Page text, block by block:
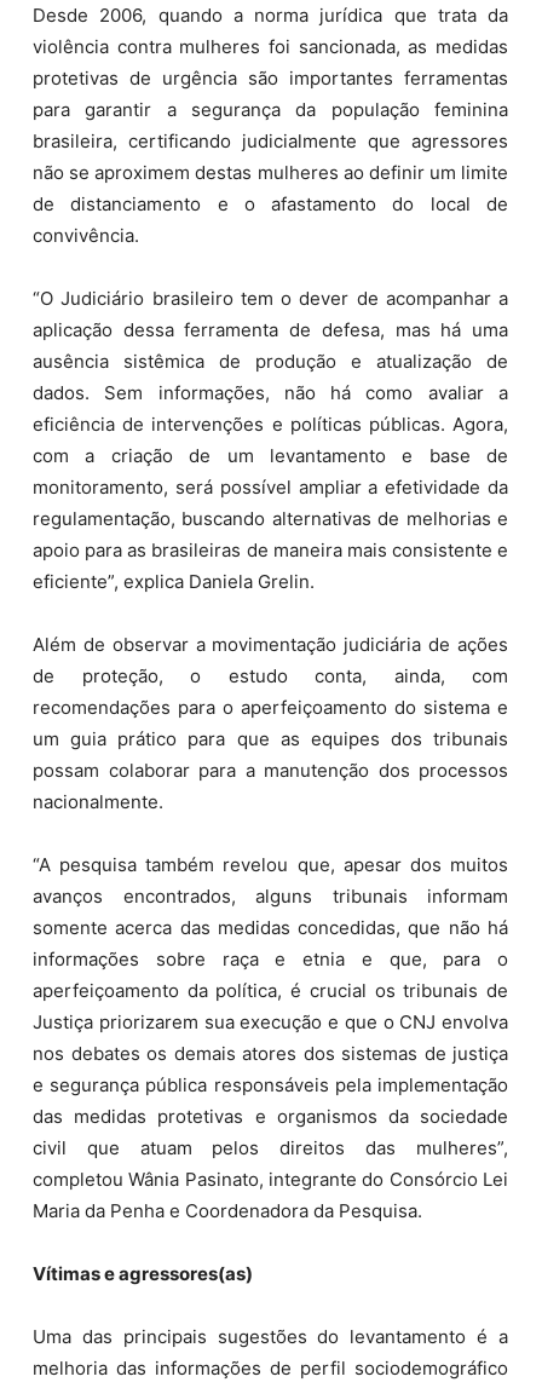
Desde 2006, quando a norma jurídica que trata da
violência contra mulheres foi sancionada, as medidas
protetivas de urgência são importantes ferramentas
para garantir a segurança da população feminina
brasileira, certificando judicialmente que agressores
não se aproximem destas mulheres ao definir um limite
de distanciamento e o afastamento do local de
convivência.
“O Judiciário brasileiro tem o dever de acompanhar a
aplicação dessa ferramenta de defesa, mas há uma
ausência sistêmica de produção e atualização de
dados. Sem informações, não há como avaliar a
eficiência de intervenções e políticas públicas. Agora,
com a criação de um levantamento e base de
monitoramento, será possível ampliar a efetividade da
regulamentação, buscando alternativas de melhorias e
apoio para as brasileiras de maneira mais consistente e
eficiente”, explica Daniela Grelin.
Além de observar a movimentação judiciária de ações
de proteção, o estudo conta, ainda, com
recomendações para o aperfeiçoamento do sistema e
um guia prático para que as equipes dos tribunais
possam colaborar para a manutenção dos processos
nacionalmente.
“A pesquisa também revelou que, apesar dos muitos
avanços encontrados, alguns tribunais informam
somente acerca das medidas concedidas, que não há
informações sobre raça e etnia e que, para o
aperfeiçoamento da política, é crucial os tribunais de
Justiça priorizarem sua execução e que o CNJ envolva
nos debates os demais atores dos sistemas de justiça
e segurança pública responsáveis pela implementação
das medidas protetivas e organismos da sociedade
civil que atuam pelos direitos das mulheres”,
completou Wânia Pasinato, integrante do Consórcio Lei
Maria da Penha e Coordenadora da Pesquisa.
Vítimas e agressores(as)
Uma das principais sugestões do levantamento é a
melhoria das informações de perfil sociodemográfico